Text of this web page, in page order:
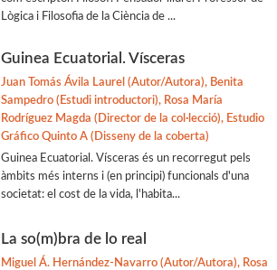
Lògica i Filosofia de la Ciència de ...
Guinea Ecuatorial. Vísceras
Juan Tomás Ávila Laurel (Autor/Autora), Benita
Sampedro (Estudi introductori), Rosa María
Rodríguez Magda (Director de la col·lecció), Estudio
Gráfico Quinto A (Disseny de la coberta)
Guinea Ecuatorial. Vísceras és un recorregut pels
àmbits més interns i (en principi) funcionals d'una
societat: el cost de la vida, l'habita...
La so(m)bra de lo real
Miguel Á. Hernández-Navarro (Autor/Autora), Rosa